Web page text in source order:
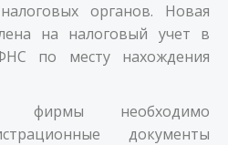
органов. Новая
на налоговый учет в
по месту нахождения
фирмы необходимо
документы